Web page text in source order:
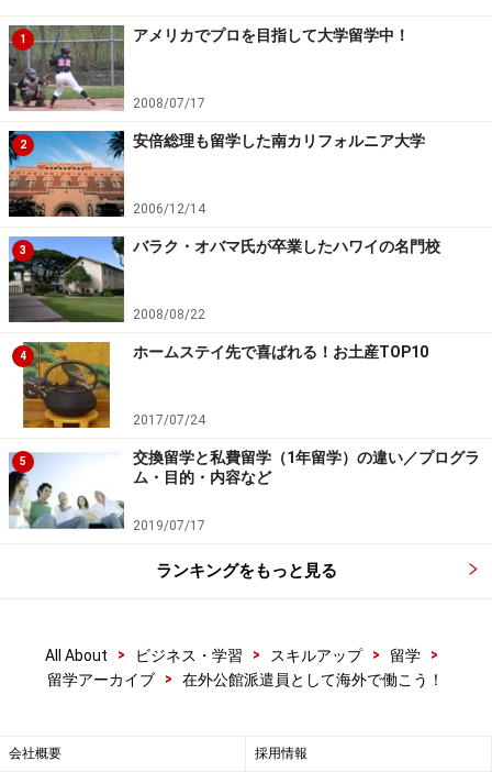
1 アメリカでプロを目指して大学留学中！
2008/07/17
2 安倍総理も留学した南カリフォルニア大学
2006/12/14
3 バラク・オバマ氏が卒業したハワイの名門校
2008/08/22
4 ホームステイ先で喜ばれる！お土産TOP10
2017/07/24
5
交換留学と私費留学（1年留学）の違い／プログラ
ム・目的・内容など
2019/07/17
ランキングをもっと見る
All About > ビジネス・学習 > スキルアップ > 留学
>
留学アーカイブ
> 在外公館派遣員として海外で働こう！
会社概要 採用情報